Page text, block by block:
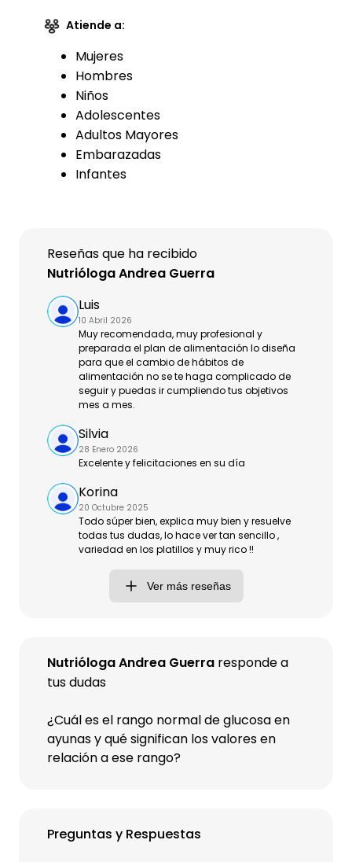
Atiende a:
Mujeres
Hombres
Niños
Adolescentes
Adultos Mayores
Embarazadas
Infantes
Nutrióloga Andrea Guerra responde a
tus dudas
¿Cuál es el rango normal de glucosa en
ayunas y qué significan los valores en
relación a ese rango?
Preguntas y Respuestas
Reseñas que ha recibido
Nutrióloga Andrea Guerra
Luis
10 Abril 2026
Muy recomendada, muy profesional y
preparada el plan de alimentación lo diseña
para que el cambio de hábitos de
alimentación no se te haga complicado de
seguir y puedas ir cumpliendo tus objetivos
mes a mes.
Silvia
28 Enero 2026
Excelente y felicitaciones en su día
Korina
20 Octubre 2025
Todo súper bien, explica muy bien y resuelve
todas tus dudas, lo hace ver tan sencillo ,
variedad en los platillos y muy rico !!
Ver más reseñas